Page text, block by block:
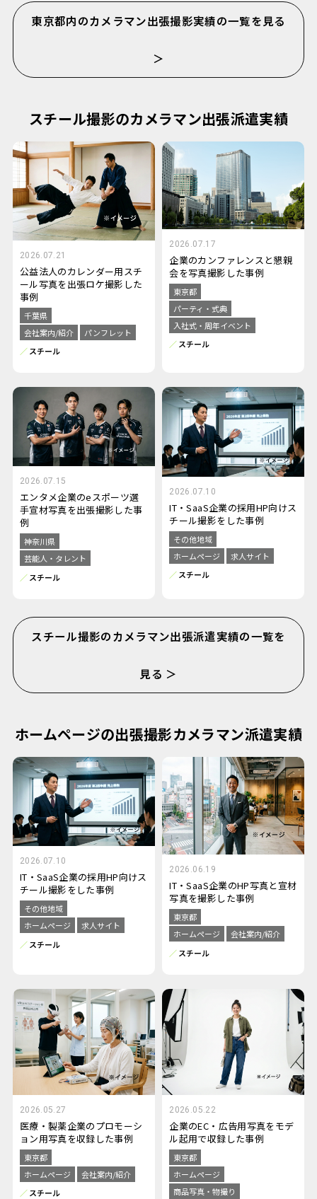
東京都内のカメラマン出張撮影実績の一覧を見る
＞
スチール撮影のカメラマン出張派遣実績
2026.07.21
公益法人のカレンダー用スチ
ール写真を出張ロケ撮影した
事例
千葉県
会社案内/紹介
パンフレット
スチール
2026.07.17
企業のカンファレンスと懇親
会を写真撮影した事例
東京都
パーティ・式典
入社式・周年イベント
スチール
2026.07.15
エンタメ企業のeスポーツ選
手宣材写真を出張撮影した事
例
神奈川県
芸能人・タレント
スチール
2026.07.10
IT・SaaS企業の採用HP向けス
チール撮影をした事例
その他地域
ホームページ
求人サイト
スチール
スチール撮影のカメラマン出張派遣実績の一覧を
見る ＞
ホームページの出張撮影カメラマン派遣実績
2026.07.10
IT・SaaS企業の採用HP向けス
チール撮影をした事例
その他地域
ホームページ
求人サイト
スチール
2026.06.19
IT・SaaS企業のHP写真と宣材
写真を撮影した事例
東京都
ホームページ
会社案内/紹介
スチール
2026.05.27
医療・製薬企業のプロモーシ
ョン用写真を収録した事例
東京都
ホームページ
会社案内/紹介
スチール
2026.05.22
企業のEC・広告用写真をモデ
ル起用で収録した事例
東京都
ホームページ
商品写真・物撮り